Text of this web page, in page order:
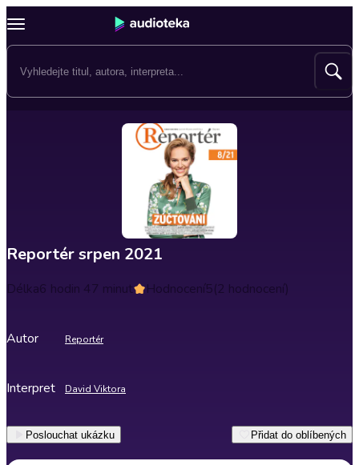
Reportér srpen 2021
Délka6 hodin 47 minut Hodnocení5(2 hodnocení)
Autor Reportér
Interpret David Viktora
Poslouchat ukázku Přidat do oblíbených